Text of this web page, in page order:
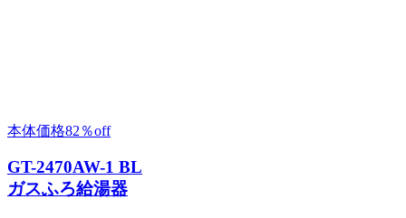
本体価格82％off
GT-2470AW-1 BL
ガスふろ給湯器